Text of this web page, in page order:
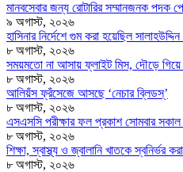
মানবসেবার জন্য রোটারির সম্মানজনক পদক
৯ অগাস্ট, ২০২৬
হাসিনার নির্দেশে গুম করা হয়েছিল
৮ অগাস্ট, ২০২৬
সময়মতো না আসায় ফ্লাইট মিস, দৌড়ে গিয়ে
৮ অগাস্ট, ২০২৬
আলিয়ঁস ফ্রঁসেজে আসছে ‘নেচার ব্লিডস্’
৮ অগাস্ট, ২০২৬
এসএসসি পরীক্ষার ফল প্রকাশ সোমবার সকাল
৮ অগাস্ট, ২০২৬
শিক্ষা, স্বাস্থ্য ও জ্বালানি খাতকে স্বনির্ভর
৮ অগাস্ট, ২০২৬